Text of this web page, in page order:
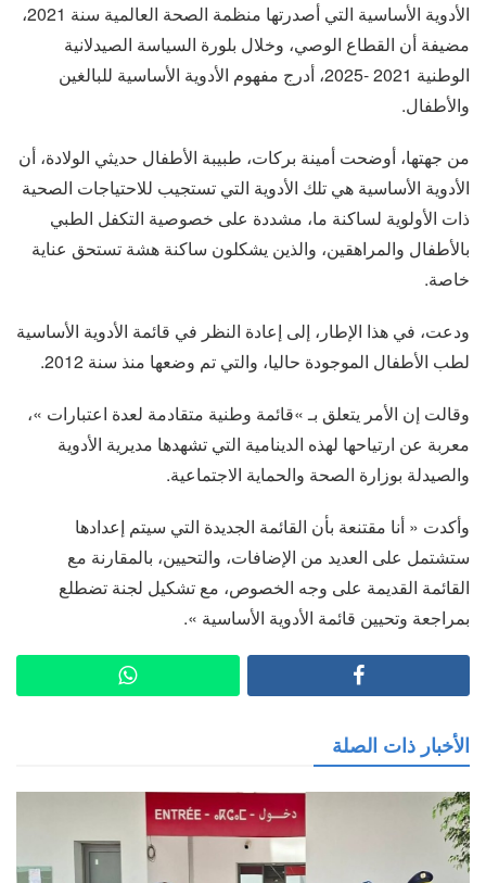
الأدوية الأساسية التي أصدرتها منظمة الصحة العالمية سنة 2021،
مضيفة أن القطاع الوصي، وخلال بلورة السياسة الصيدلانية
الوطنية 2021 -2025، أدرج مفهوم الأدوية الأساسية للبالغين
والأطفال.
من جهتها، أوضحت أمينة بركات، طبيبة الأطفال حديثي الولادة، أن
الأدوية الأساسية هي تلك الأدوية التي تستجيب للاحتياجات الصحية
ذات الأولوية لساكنة ما، مشددة على خصوصية التكفل الطبي
بالأطفال والمراهقين، والذين يشكلون ساكنة هشة تستحق عناية
خاصة.
ودعت، في هذا الإطار، إلى إعادة النظر في قائمة الأدوية الأساسية
لطب الأطفال الموجودة حاليا، والتي تم وضعها منذ سنة 2012.
وقالت إن الأمر يتعلق بـ »قائمة وطنية متقادمة لعدة اعتبارات »،
معربة عن ارتياحها لهذه الدينامية التي تشهدها مديرية الأدوية
والصيدلة بوزارة الصحة والحماية الاجتماعية.
وأكدت « أنا مقتنعة بأن القائمة الجديدة التي سيتم إعدادها
ستشتمل على العديد من الإضافات، والتحيين، بالمقارنة مع
القائمة القديمة على وجه الخصوص، مع تشكيل لجنة تضطلع
بمراجعة وتحيين قائمة الأدوية الأساسية ».
الأخبار ذات الصلة